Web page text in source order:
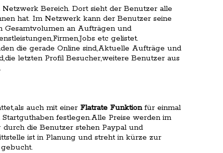
Bereich. Dort sieht der Benutzer alle
hat. Im Netzwerk kann der Benutzer seine
Gesamtvolumen an Aufträgen und
etc gelistet.
die gerade Online sind,Aktuelle Aufträge und
letzten Profil Besucher,weitere Benutzer aus
auch mit einer Flatrate Funktionfür einmal
festlegen.Alle Preise werden im
die Benutzer stehen Paypal und
ist in Planung und streht in kürze zur